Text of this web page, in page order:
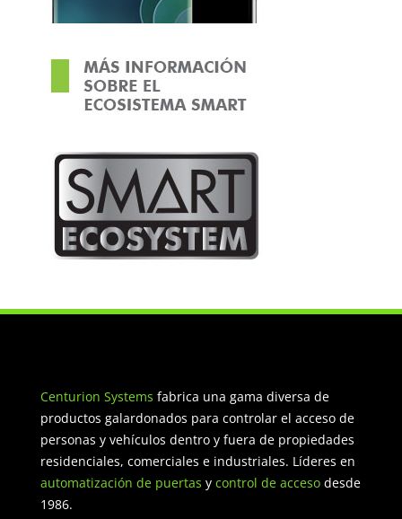
Centurion Systems fabrica una gama diversa de
productos galardonados para controlar el acceso de
personas y vehículos dentro y fuera de propiedades
residenciales, comerciales e industriales. Líderes en
automatización de puertas y control de accesodesde
1986.